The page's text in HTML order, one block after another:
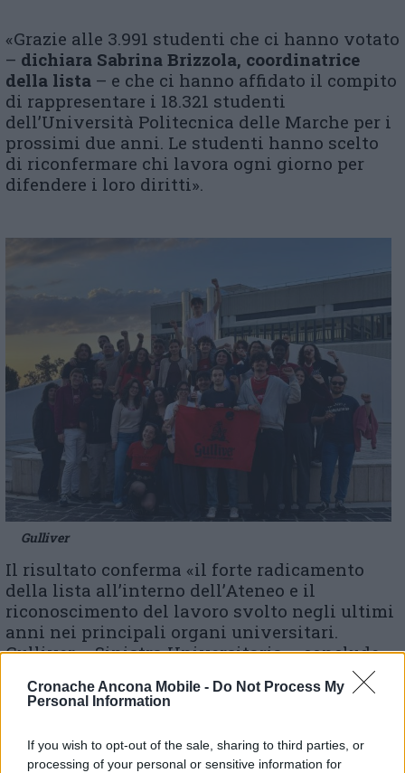
Cronache Ancona Mobile - Do Not Process My
Personal Information
If you wish to opt-out of the sale, sharing to third parties, or
processing of your personal or sensitive information for
«Grazie alle 3.991 studenti che ci hanno votato
– dichiara Sabrina Brizzola, coordinatrice
della lista – e che ci hanno affidato il compito
di rappresentare i 18.321 studenti
dell’Università Politecnica delle Marche per i
prossimi due anni. Le studenti hanno scelto
di riconfermare chi lavora ogni giorno per
difendere i loro diritti».
Gulliver
Il risultato conferma «il forte radicamento
della lista all’interno dell’Ateneo e il
riconoscimento del lavoro svolto negli ultimi
anni nei principali organi universitari.
Gulliver – Sinistra Universitaria – conclude –
battaglie sui temi del diritto allo studio e per
libera e di qualità».